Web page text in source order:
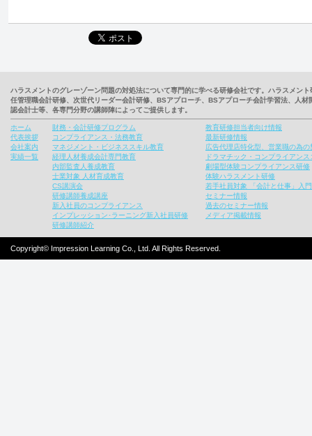
ハラスメントのグレーゾーン問題の対処法について専門的に学べる研修会社です。ハラスメン
任管理職会計研修、次世代リーダー会計研修、BSアプローチ、BSアプローチ会計学習法、人
認会計士等、各専門分野の講師陣によってご提供します。
ホーム
代表挨拶
会社案内
実績一覧
財務・会計研修プログラム
コンプライアンス・法務教育
マネジメント・ビジネススキル教育
経理人材養成会計専門教育
内部監査人養成教育
士業対象 人材育成教育
CS講演会
研修講師養成講座
新入社員のコンプライアンス
インプレッション･ラーニング新入社員研修
研修講師紹介
教育研修担当者向け情報
最新研修情報
広告代理店特化型、営業職の為
ドラマチック・コンプライアン
劇場型体験コンプライアンス研修
体験ハラスメント研修
若手社員対象 「会計と仕事」入
セミナー情報
過去のセミナー情報
メディア掲載情報
Copyright© Impression Learning Co., Ltd. All Rights Reserved.